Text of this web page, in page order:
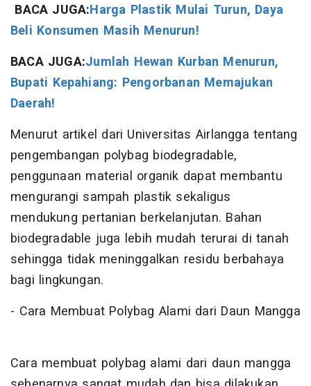
BACA JUGA:Harga Plastik Mulai Turun, Daya
Beli Konsumen Masih Menurun!
BACA JUGA:Jumlah Hewan Kurban Menurun,
Bupati Kepahiang: Pengorbanan Memajukan
Daerah!
Menurut artikel dari Universitas Airlangga tentang
pengembangan polybag biodegradable,
penggunaan material organik dapat membantu
mengurangi sampah plastik sekaligus
mendukung pertanian berkelanjutan. Bahan
biodegradable juga lebih mudah terurai di tanah
sehingga tidak meninggalkan residu berbahaya
bagi lingkungan.
- Cara Membuat Polybag Alami dari Daun Mangga
Cara membuat polybag alami dari daun mangga